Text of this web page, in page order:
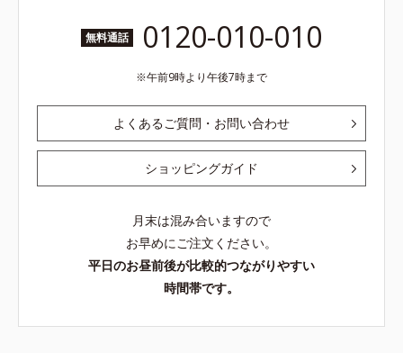
無料通話 0120-010-010
午前9時より午後7時まで
よくあるご質問・お問い合わせ
ショッピングガイド
月末は混み合いますので
お早めにご注文ください。
平日のお昼前後が比較的つながりやすい
時間帯です。